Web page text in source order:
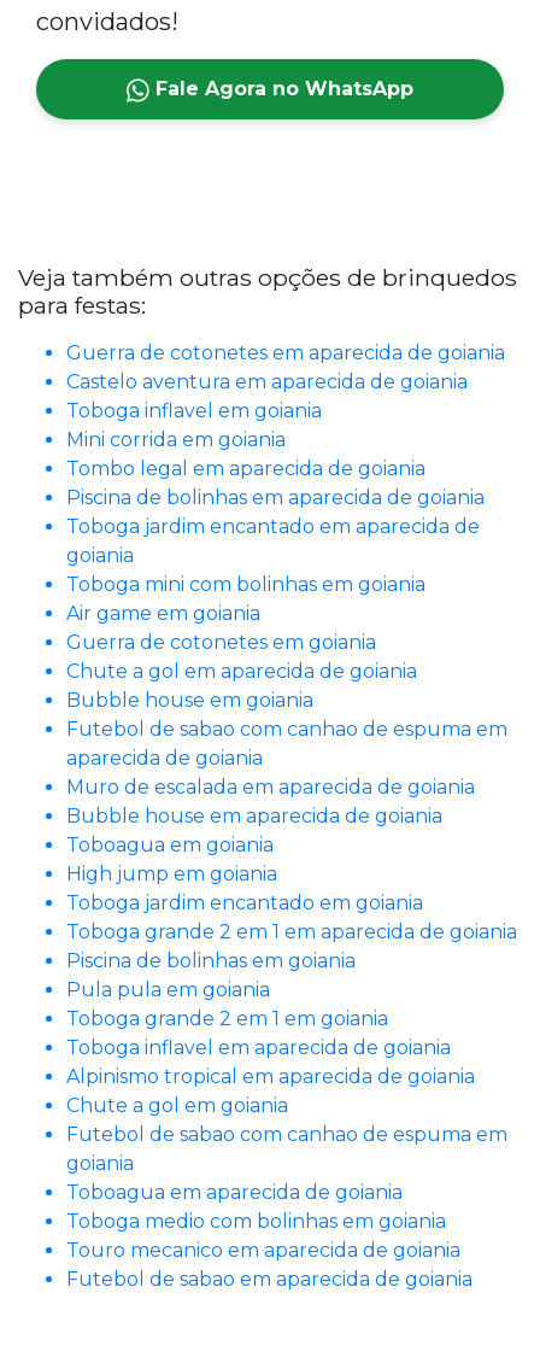
convidados!
Fale Agora no WhatsApp
Veja também outras opções de brinquedos
para festas:
Guerra de cotonetes em aparecida de goiania
Castelo aventura em aparecida de goiania
Toboga inflavel em goiania
Mini corrida em goiania
Tombo legal em aparecida de goiania
Piscina de bolinhas em aparecida de goiania
Toboga jardim encantado em aparecida de
goiania
Toboga mini com bolinhas em goiania
Air game em goiania
Guerra de cotonetes em goiania
Chute a gol em aparecida de goiania
Bubble house em goiania
Futebol de sabao com canhao de espuma em
aparecida de goiania
Muro de escalada em aparecida de goiania
Bubble house em aparecida de goiania
Toboagua em goiania
High jump em goiania
Toboga jardim encantado em goiania
Toboga grande 2 em 1 em aparecida de goiania
Piscina de bolinhas em goiania
Pula pula em goiania
Toboga grande 2 em 1 em goiania
Toboga inflavel em aparecida de goiania
Alpinismo tropical em aparecida de goiania
Chute a gol em goiania
Futebol de sabao com canhao de espuma em
goiania
Toboagua em aparecida de goiania
Toboga medio com bolinhas em goiania
Touro mecanico em aparecida de goiania
Futebol de sabao em aparecida de goiania